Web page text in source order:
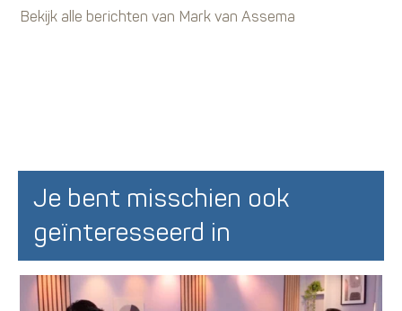
Bekijk alle berichten van Mark van Assema
Je bent misschien ook
geïnteresseerd in